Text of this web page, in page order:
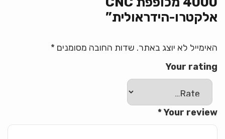
אלקטרו-הידראולית”
האימייל לא יוצג באתר. שדות החובה מסומנים *
Your rating
Your review
*